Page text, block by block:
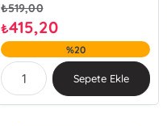
₺519,00
₺415,20
%20
Sepete Ekle